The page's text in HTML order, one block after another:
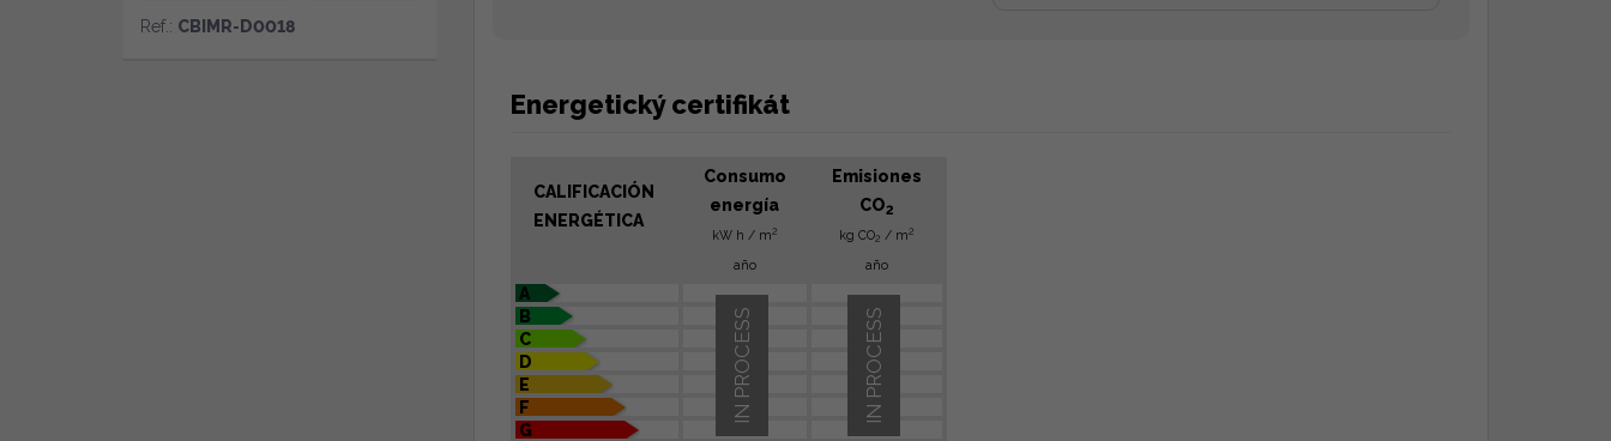
Energetický certifikát
CALIFICACIÓN
ENERGÉTICA
Consumo
energía
kW h / m2
año
Emisiones
CO2
kg CO2 / m2
año
A
B
C
D
E
F
G
IN PROCESS
IN PROCESS
Ref.: CBIMR-D0018